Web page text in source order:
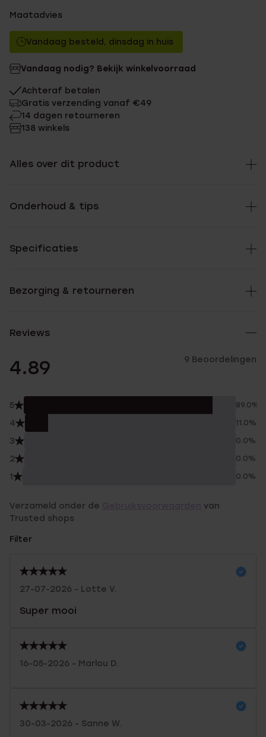
Maatadvies
Vandaag besteld, dinsdag in huis
Vandaag nodig? Bekijk winkelvoorraad
Achteraf betalen
Gratis verzending vanaf €49
14 dagen retourneren
138 winkels
Alles over dit product
Onderhoud & tips
Specificaties
Bezorging & retourneren
Reviews
4.89 9 Beoordelingen
5 89.0%
4 11.0%
3 0.0%
2 0.0%
1 0.0%
Verzameld onder de
van
Trusted shops
Filter
27-07-2026 - Lotte V.
Super mooi
16-05-2026 - Marlou D.
30-03-2026 - Sanne W.